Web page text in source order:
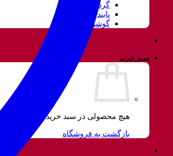
گردنبند و ست
پابند
گوشواره
سبد خرید
هیچ محصولی در سبد خرید نیست.
بازگشت به فروشگاه